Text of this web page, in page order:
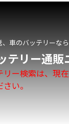
車のバッテリーな
テリー通販
ー検索は、現
い。